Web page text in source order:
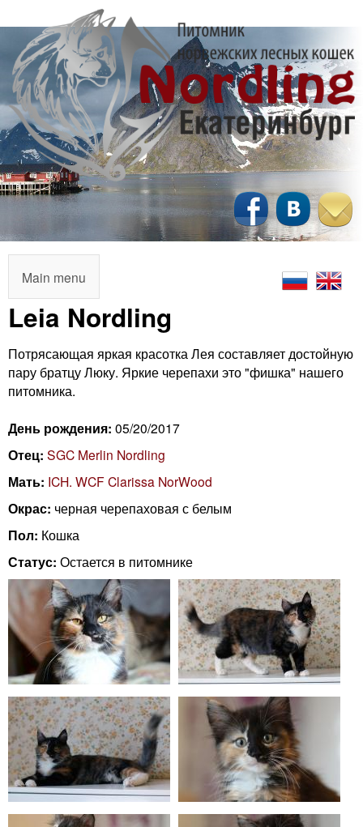
Перейти
к
основному
содержанию
N
o
d
l
i
n
g
C
a
t
M
a
n
m
e
n
u
Main menu
Leia Nordling
Потрясающая яркая красотка Лея составляет достойную
пару братцу Люку. Яркие черепахи это "фишка" нашего
питомника.
День рождения: 05/20/2017
Отец: SGC Merlin Nordling
Мать: ICH. WCF Clarissa NorWood
Окрас: черная черепаховая с белым
Пол: Кошка
Статус: Остается в питомнике